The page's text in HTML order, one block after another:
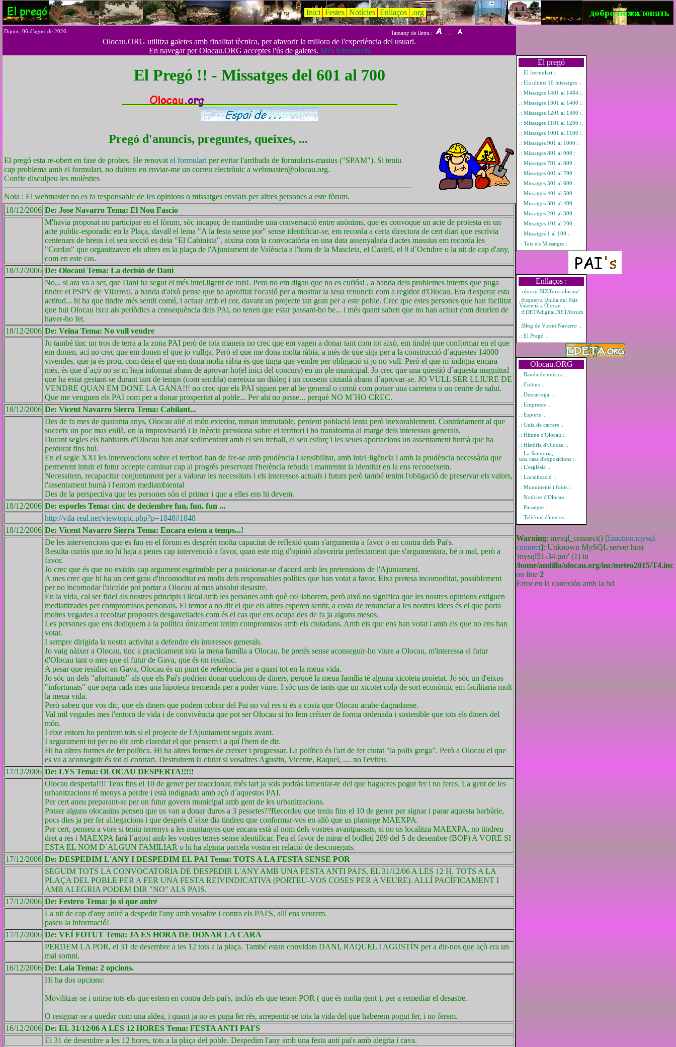
Inici Festes Notícies Enllaços .org
Dijous, 06 d'agost de 2026 Tamany de lletra :
Olocau.ORG utilitza galetes amb finalitat tècnica, per afavorir la millora de l'experiència del usuari.
En navegar per Olocau.ORG acceptes l'ús de galetes. Més informació
El Pregó !! - Missatges del 601 al 700
Pregó d'anuncis, preguntes, queixes, ...
El pregó esta re-obert en fase de probes. He renovat el formulari per evitar l'arribada de formularis-masius ("SPAM"). Si teniu
cap problema amb el formulari, no dubteu en enviar-me un correu electrònic a webmaster@olocau.org.
Confie disculpeu les molèsties
Nota : El webmaster no es fa responsable de les opinions o missatges enviats per altres persones a este fòrum.
18/12/2006 De: Jose Navarro Tema: El Nou Fascio
M'havia proposat no participar en el fòrum, sóc incapaç de mantindre una conversació entre anònims, que es convoque un acte de protesta en un
acte public-esporadic en la Plaça, davall el lema "A la festa sense por" sense identificar-se, em recorda a certa directora de cert diari que escrivia
centenars de breus i el seu secció es deia "El Cabinista", aixina com la convocatòria en una data assenyalada d'actes massius em recorda les
"Cordas" que organitzaven els ultres en la plaça de l'Ajuntament de València a l'hora de la Mascleta, el Castell, el 9 d´Octubre o la nit de cap d'any,
com en este cas.
18/12/2006 De: Olocauí Tema: La decisió de Dani
No... si ara va a ser, que Dani ha segut el més intel.ligent de tots!. Pero no em digau que no es curiós! , a banda dels problemes interns que puga
tindre el PSPV de Vilarreal, a banda d'això pense que ha aprofitat l'ocasió per a mostrar la seua renuncia com a regidor d'Olocau. Era d'esperar esta
actitud... hi ha que tindre més sentit comú, i actuar amb el cor, davant un projecte tan gran per a este poble. Crec que estes persones que han facilitat
que hui Olocau ixca als periòdics a consequència dels PAi, no tenen que estar passant-ho be... i més quant saben que no han actuat com deuríen de
haver-ho fet.
18/12/2006 De: Veïna Tema: No vull vendre
Jo també tinc un tros de terra a la zona PAI però de tota manera no crec que em vagen a donar tant com tot això, em tindré que conformar en el que
em donen, ací no crec que em donen el que jo vullga. Però el que me dona molta ràbia, a més de que siga per a la construcció d´aquestes 14000
vivendes, que ja és prou, com deia el que em dona molta ràbia és que tinga que vendre per obligació si jo no vull. Però el que m´indigna encara
més, és que d´açò no se m´haja informat abans de aprovar-ho(el inici del concurs) en un ple municipal. Jo crec que una qüestió d´aquesta magnitud
que ha estat gestant-se durant tant de temps (com sembla) mereixia un diàleg i un consens ciutadà abans d´aprovar-se. JO VULL SER LLIURE DE
VENDRE QUAN EM DONE LA GANA!!! no crec que els PAI siguen per al be general o comú com potser una carretera o un centre de salut.
Que me venguen els PAI com per a donar prosperitat al poble... Per ahi no passe... perquè NO M´HO CREC.
18/12/2006 De: Vicent Navarro Sierra Tema: Cabilant...
Des de fa mes de quaranta anys, Olocau alié al món exterior, roman immutable, perdent població lenta però inexorablement. Contràriament al que
succeïx un poc mas enllà, on la improvisació i la inèrcia pressiona sobre el territori i ho transforma al marge dels interessos generals.
Durant segles els habitants d'Olocau han anat sedimentant amb el seu treball, el seu esforç i les seues aportacions un assentament humà que ha
perdurat fins hui.
En el segle XXI les intervencions sobre el territori han de fer-se amb prudència i sensibilitat, amb intel·ligència i amb la prudència necessària que
permetent intuir el futur accepte caminar cap al progrés preservant l'herència rebuda i mantenint la identitat en la ens reconeixem.
Necessitem, recapacitar conjuntament per a valorar les necessitats i els interessos actuals i futurs però també tenim l'obligació de preservar els valors,
l'assentament humà i l'entorn mediambiental
Des de la perspectiva que les persones són el primer i que a elles ens hi devem.
18/12/2006 De: esporles Tema: cinc de deciembre fun, fun, fun ...
http://vila-real.net/viewtopic.php?p=1848#1848
18/12/2006 De: Vicent Navarro Sierra Tema: Encara estem a temps...!
De les intervencions que es fan en el fòrum es desprén molta capacitat de reflexió quan s'argumenta a favor o en contra dels Pai's.
Resulta curiós que no hi haja a penes cap intervenció a favor, quan este mig d'opinió afavoriria perfectament que s'argumentara, bé o mal, però a
favor.
Jo crec que és que no existix cap argument esgrimible per a posicionar-se d'acord amb les pretensions de l'Ajuntament.
A mes crec que hi ha un cert grau d'incomoditat en molts dels responsables polítics que han votat a favor. Eixa pretesa incomoditat, possiblement
per no incomodar l'alcalde pot portar a Olocau al mas absolut desastre.
En la vida, cal ser fidel als nostres principis i lleial amb les persones amb què col·laborem, però això no significa que les nostres opinions estiguen
mediatitzades per compromisos personals. El temor a no dir el que els altres esperen sentir, a costa de renunciar a les nostres idees és el que porta
moltes vegades a recolzar propostes desgavellades com és el cas que ens ocupa des de fa ja alguns mesos.
Les persones que ens dediquem a la política únicament tenim compromisos amb els ciutadans. Amb els que ens han votat i amb els que no ens han
votat.
I sempre dirigida la nostra activitat a defendre els interessos generals.
Jo vaig nàixer a Olocau, tinc a practicament tota la meua família a Olocau, he pretés sense aconseguir-ho viure a Olocau, m'interessa el futur
d'Olocau tant o mes que el futur de Gava, que és on residisc.
A pesar que residisc en Gava, Olocau és un punt de referència per a quasi tot en la meua vida.
Jo sóc un dels "afortunats" als que els Pai's podrien donar quelcom de diners, perquè la meua família té alguna xicoteta proìetat. Jo sóc un d'eixos
"infortunats" que paga cada mes una hipoteca tremenda per a poder viure. I sóc uns de tants que un xicotet colp de sort econòmic em facilitaria molt
la meua vida.
Però sabeu que vos dic, que els diners que podem cobrar del Pai no val res si és a costa que Olocau acabe dagradanse.
Val mil vegades mes l'entorn de vida i de convivència que pot ser Olocau si ho fem créixer de forma ordenada i sostenible que tots els diners del
món.
I eixe entorn ho perdrem tots si el projecte de l'Ajuntament seguix avant.
I segurament tot per no dir amb claredat el que pensem i a quí l'hem de dir.
Hi ha altres formes de fer política. Hi ha altres formes de creixer i progressar. La política és l'art de fer ciutat "la polis grega". Però a Olocau el que
es va a aconseguir és tot al contrari. Destruirem la ciutat si vosaltres Agustin, Vicente, Raquel, .... no l'eviteu.
17/12/2006 De: LYS Tema: OLOCAU DESPERTA!!!!!
Olocau desperta!!!! Tens fins el 10 de gener per reaccionar, més tart ja sols podràs lamentar-te del que hagueres pogut fer i no feres. La gent de les
urbanitzacions té menys a perdre i està indignada amb açò d´aquestos PAI.
Per cert aneu preparant-se per un futur govern municipal amb gent de les urbanitzacions.
Potser alguns olocauïns penseu que us van a donar duros a 3 pessetes??Recordeu que teniu fins el 10 de gener per signar i parar aquesta barbàrie,
pocs dies ja per fer al.legacions i que després d´eixe dia tindreu que conformar-vos en allò que us plantege MAEXPA.
Per cert, penseu a vore si teniu terrenys a les muntanyes que encara està al nom dels vostres avantpassats, si no us localitza MAEXPA, no tindreu
dret a res i MAEXPA farà l´agost amb les vostres terres sense identificar. Feu el favor de mirar el botlletí 289 del 5 de desembre (BOP) A VORE SI
ESTA EL NOM D´ALGUN FAMILIAR o hi ha alguna parcela vostra en relació de desconeguts.
17/12/2006 De: DESPEDIM L'ANY I DESPEDIM EL PAI Tema: TOTS A LA FESTA SENSE POR
SEGUIM TOTS LA CONVOCATORIA DE DESPEDIR L'ANY AMB UNA FESTA ANTI PAI'S, EL 31/12/06 A LES 12 H. TOTS A LA
PLAÇA DEL POBLE PER A FER UNA FESTA REIVINDICATIVA (PORTEU-VOS COSES PER A VEURE). ALLÍ PACÍFICAMENT I
AMB ALEGRIA PODEM DIR "NO" ALS PAIS.
17/12/2006 De: Festero Tema: jo si que aniré
La nit de cap d'any aniré a despedir l'any amb vosaltre i contra els PAI'S, allí ens veurem.
paseu la informació!
17/12/2006 De: VEÍ FOTUT Tema: JA ES HORA DE DONAR LA CARA
PERDEM LA POR, el 31 de desembre a les 12 tots a la plaça. També estan convidats DANI, RAQUEL I AGUSTÍN per a dir-nos que açò era un
mal somni.
16/12/2006 De: Laia Tema: 2 opcions.
Hi ha dos opcions:
Movilitzar-se i unirse tots els que estem en contra dels pai's, inclós els que tenen POR ( que és molta gent ), per a remediar el desastre.
O resignar-se a quedar com una aldea, i quant ja no es puga fer rés, arrepentir-se tota la vida del que haberem pogut fer, i no ferem.
16/12/2006 De: EL 31/12/06 A LES 12 HORES Tema: FESTA ANTI PAI'S
El 31 de desembre a les 12 hores, tots a la plaça del poble. Despedim l'any amb una festa anti pai's amb alegria i cava.
El pregó
.: El formulari :.
.: Els ultims 10 missatges :.
.: Missatges 1401 al 1484 :.
.: Missatges 1301 al 1400 :.
.: Missatges 1201 al 1300 :.
.: Missatges 1101 al 1200 :.
.: Missatges 1001 al 1100 :.
.: Missatges 901 al 1000 :.
.: Missatges 801 al 900 :.
.: Missatges 701 al 800 :.
.: Missatges 601 al 700 :.
.: Missatges 501 al 600 :.
.: Missatges 401 al 500 :.
.: Missatges 301 al 400 :.
.: Missatges 201 al 300 :.
.: Missatges 101 al 200 :.
.: Missatges 1 al 100 :.
.: Tots els Missatges :.
Enllaços :
.:olocau.BIZ/foro-olocau/ :.
.:Esquerra Unida del País
Valencià a Olocau :.
.:EDETAdigital.NET/forum
:.
.:Blog de Vicent Navarro :.
.: El Pregó :.
Olocau.ORG
.: Banda de música :.
.: Cultius :.
.: Descarrega :.
.: Empreses :.
.: Esports :.
.: Guia de carrers :.
.: Himne d'Olocau :.
.: Història d'Olocau :.
.: La Senyoria,
una casa d'exposicions :.
.: L'església :.
.: Localització :.
.: Monuments i fonts :.
.: Notícies d'Olocau :.
.: Paisatges :.
.: Telèfons d'interes :.
Warning: mysql_connect() [function.mysql-
connect]: Unknown MySQL server host
'mysql51-34.pro' (1) in
/home/andilla/olocau.org/inc/meteo2015/T4.inc
on line2
Error en la conexión amb la bd